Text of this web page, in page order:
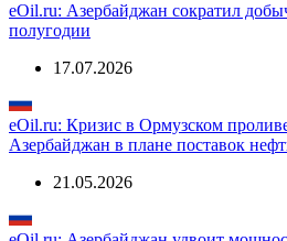
eOil.ru: Азербайджан сократил
полугодии
17.07.2026
eOil.ru: Кризис в Ормузском
Азербайджан в плане поставок
21.05.2026